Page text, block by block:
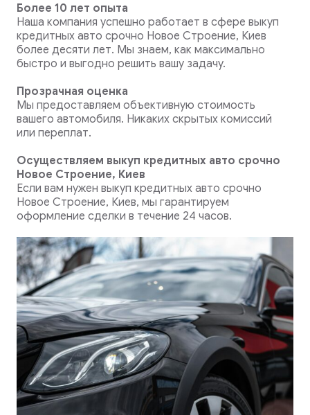
Более 10 лет опыта
Наша компания успешно работает в сфере выкуп
кредитных авто срочно Новое Строение, Киев
более десяти лет. Мы знаем, как максимально
быстро и выгодно решить вашу задачу.
Прозрачная оценка
Мы предоставляем объективную стоимость
вашего автомобиля. Никаких скрытых комиссий
или переплат.
Осуществляем выкуп кредитных авто срочно
Новое Строение, Киев
Если вам нужен выкуп кредитных авто срочно
Новое Строение, Киев, мы гарантируем
оформление сделки в течение 24 часов.